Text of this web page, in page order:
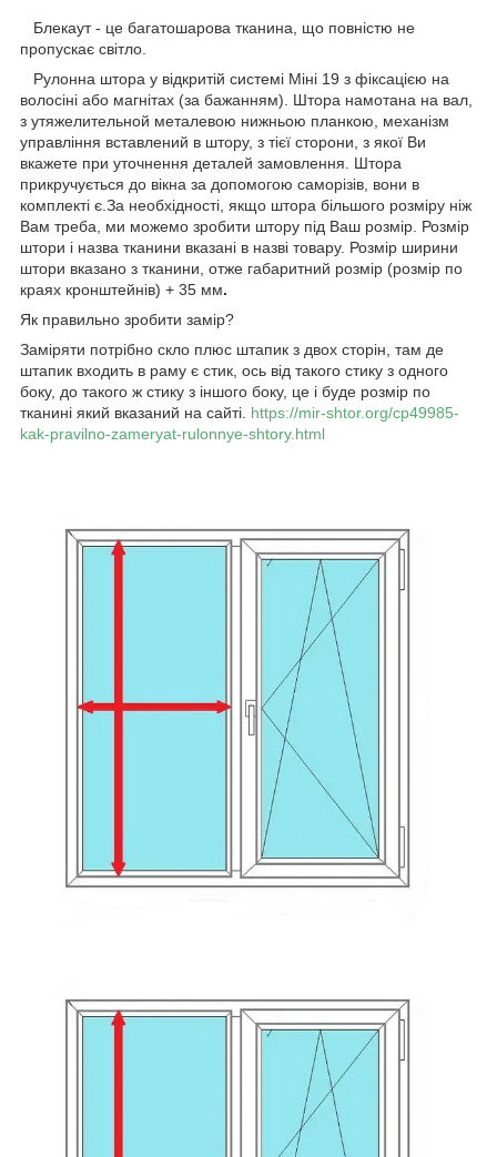
Блекаут - це багатошарова тканина, що повністю не
пропускає світло.
Рулонна штора у відкритій системі Міні 19 з фіксацією на
волосіні або магнітах (за бажанням). Штора намотана на вал,
з утяжелительной металевою нижньою планкою, механізм
управління вставлений в штору, з тієї сторони, з якої Ви
вкажете при уточнення деталей замовлення. Штора
прикручується до вікна за допомогою саморізів, вони в
комплекті є.За необхідності, якщо штора більшого розміру ніж
Вам треба, ми можемо зробити штору під Ваш розмір. Розмір
штори і назва тканини вказані в назві товару. Розмір ширини
штори вказано з тканини, отже габаритний розмір (розмір по
краях кронштейнів) + 35 мм.
Як правильно зробити замір?
Заміряти потрібно скло плюс штапик з двох сторін, там де
штапик входить в раму є стик, ось від такого стику з одного
боку, до такого ж стику з іншого боку, це і буде розмір по
тканині який вказаний на сайті. https://mir-shtor.org/cp49985-
kak-pravilno-zameryat-rulonnye-shtory.html